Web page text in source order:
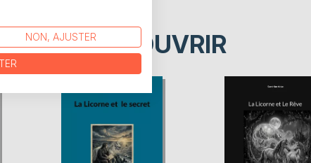
À DÉCOUVRIR
NON, AJUSTER